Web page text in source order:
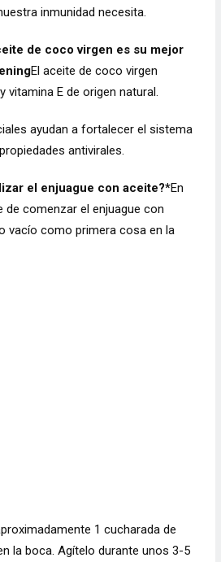
inmunidad necesita.
de coco virgen es su mejor
El aceite de coco virgen
vitamina E de origen natural.
ayudan a fortalecer el sistema
antivirales.
el enjuague con aceite?*En
de comenzar el enjuague con
vacío como primera cosa en la
1 cucharada de
la boca. Agítelo durante unos 3-5